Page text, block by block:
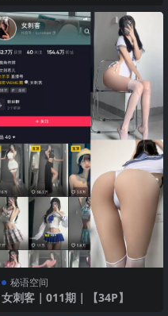
秘语空间
女刺客｜011期｜【34P】